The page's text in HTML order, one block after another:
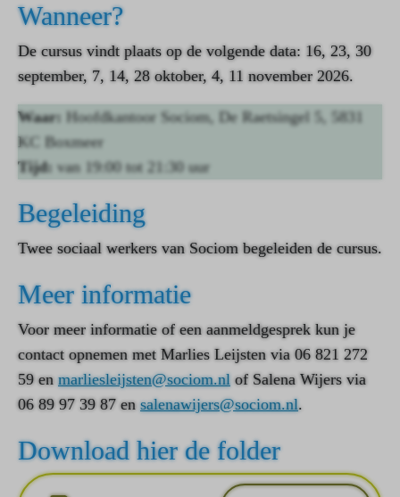
Wanneer?
De cursus vindt plaats op de volgende data: 16, 23, 30
september, 7, 14, 28 oktober, 4, 11 november 2026.
Waar: Hoofdkantoor Sociom, De Raetsingel 5, 5831
KC Boxmeer
Tijd: van 19:00 tot 21:30 uur
Begeleiding
Twee sociaal werkers van Sociom begeleiden de cursus.
Meer informatie
Voor meer informatie of een aanmeldgesprek kun je
contact opnemen met Marlies Leijsten via 06 821 272
59 enmarliesleijsten@sociom.nl of Salena Wijers via
06 89 97 39 87 en salenawijers@sociom.nl.
Download hier de folder